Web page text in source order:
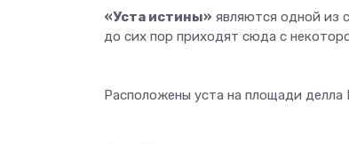
«Уста истины» являются одной из
до сих пор приходят сюда с
Расположены уста на площади